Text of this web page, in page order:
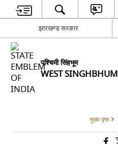
झारखण्ड सरकार
पश्चिमी सिंहभूम
WEST SINGHBHUM
मुख्य पृष्ठ